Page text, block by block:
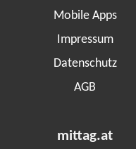
Mobile Apps
Impressum
Datenschutz
AGB
mittag.at